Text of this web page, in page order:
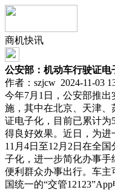
商机快讯
公安部：机动车行驶证电
作者：szjcw 2024-11-03
今年7月1日，公安部推
施，其中在北京、天津、
证电子化，目前已累计为
得良好效果。近日，为进
11月4日至12月2日在全
子化，进一步简化办事
便利群众办事出行。车
国统一的“交管